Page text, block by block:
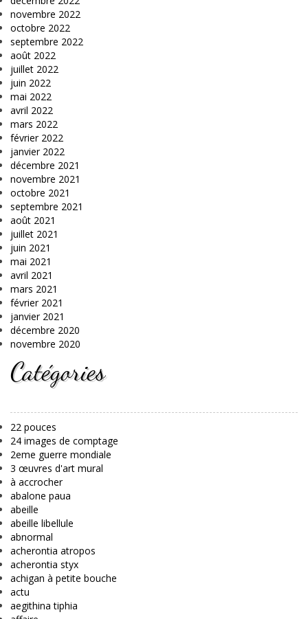
novembre 2022
octobre 2022
septembre 2022
août 2022
juillet 2022
juin 2022
mai 2022
avril 2022
mars 2022
février 2022
janvier 2022
décembre 2021
novembre 2021
octobre 2021
septembre 2021
août 2021
juillet 2021
juin 2021
mai 2021
avril 2021
mars 2021
février 2021
janvier 2021
décembre 2020
novembre 2020
Catégories
22 pouces
24 images de comptage
2eme guerre mondiale
3 œuvres d'art mural
à accrocher
abalone paua
abeille
abeille libellule
abnormal
acherontia atropos
acherontia styx
achigan à petite bouche
actu
aegithina tiphia